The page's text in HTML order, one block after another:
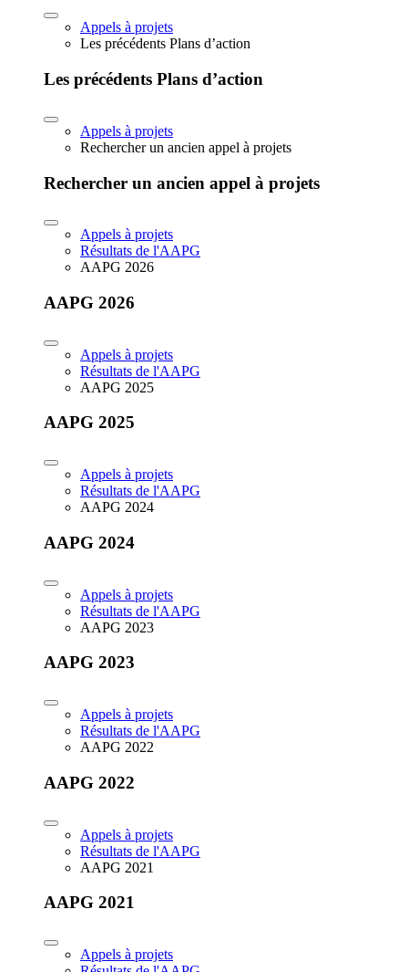
Appels à projets
Les précédents Plans d’action
Les précédents Plans d’action
Appels à projets
Rechercher un ancien appel à projets
Rechercher un ancien appel à projets
Appels à projets
Résultats de l'AAPG
AAPG 2026
AAPG 2026
Appels à projets
Résultats de l'AAPG
AAPG 2025
AAPG 2025
Appels à projets
Résultats de l'AAPG
AAPG 2024
AAPG 2024
Appels à projets
Résultats de l'AAPG
AAPG 2023
AAPG 2023
Appels à projets
Résultats de l'AAPG
AAPG 2022
AAPG 2022
Appels à projets
Résultats de l'AAPG
AAPG 2021
AAPG 2021
Appels à projets